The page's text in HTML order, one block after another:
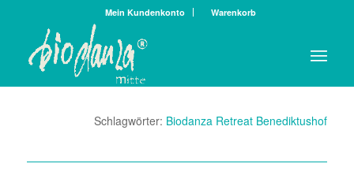
Mein Kundenkonto Warenkorb
Schlagwörter: Biodanza Retreat Benediktushof